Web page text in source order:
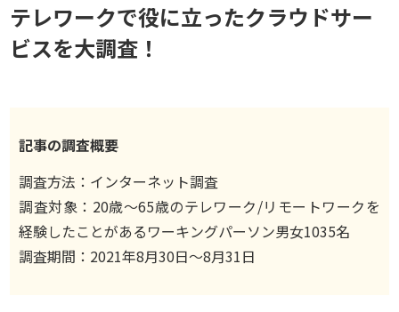
テレワークで役に立ったクラウドサー
ビスを大調査！
記事の調査概要
調査方法：インターネット調査
調査対象：20歳〜65歳のテレワーク/リモートワークを
経験したことがあるワーキングパーソン男女1035名
調査期間：2021年8月30日〜8月31日